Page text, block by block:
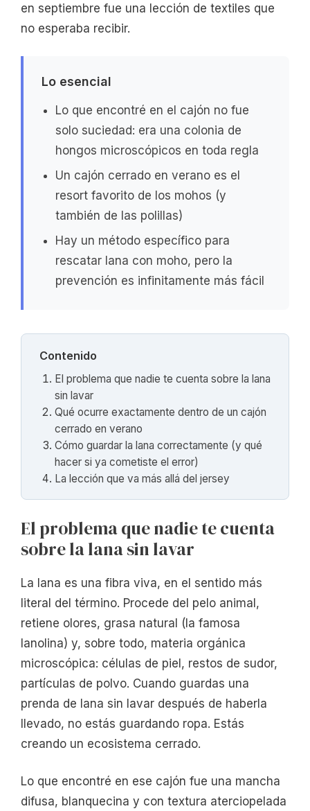
en septiembre fue una lección de textiles que
no esperaba recibir.
Lo esencial
Lo que encontré en el cajón no fue
solo suciedad: era una colonia de
hongos microscópicos en toda regla
Un cajón cerrado en verano es el
resort favorito de los mohos (y
también de las polillas)
Hay un método específico para
rescatar lana con moho, pero la
prevención es infinitamente más fácil
Contenido
El problema que nadie te cuenta sobre la lana
sin lavar
Qué ocurre exactamente dentro de un cajón
cerrado en verano
Cómo guardar la lana correctamente (y qué
hacer si ya cometiste el error)
La lección que va más allá del jersey
El problema que nadie te cuenta
sobre la lana sin lavar
La lana es una fibra viva, en el sentido más
literal del término. Procede del pelo animal,
retiene olores, grasa natural (la famosa
lanolina) y, sobre todo, materia orgánica
microscópica: células de piel, restos de sudor,
partículas de polvo. Cuando guardas una
prenda de lana sin lavar después de haberla
llevado, no estás guardando ropa. Estás
creando un ecosistema cerrado.
Lo que encontré en ese cajón fue una mancha
difusa, blanquecina y con textura aterciopelada